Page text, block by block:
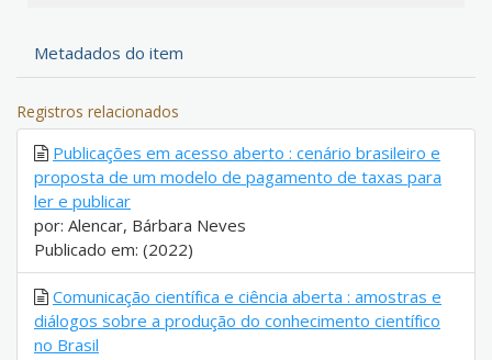
Metadados do item
Registros relacionados
Publicações em acesso aberto : cenário brasileiro e
proposta de um modelo de pagamento de taxas para
ler e publicar
por: Alencar, Bárbara Neves
Publicado em: (2022)
Comunicação científica e ciência aberta : amostras e
diálogos sobre a produção do conhecimento científico
no Brasil